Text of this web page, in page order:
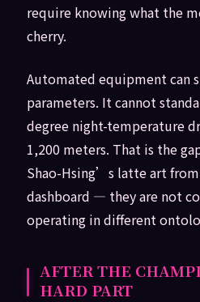
require knowing what the
cherry.
Automated equipment can
parameters. It cannot
degree night-temperature
1,200 meters. That is the
Shao-Hsing’s latte art from
dashboard — they are not
operating in different
AFTER THE
HARD PART